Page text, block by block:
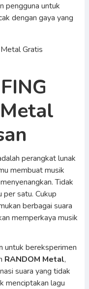
pengguna untuk
dengan gaya yang
perangkat lunak
membuat musik
Tidak
per satu. Cukup
berbagai suara
memperkaya musik
untuk bereksperimen
RANDOM Metal,
suara yang tidak
menciptakan lagu